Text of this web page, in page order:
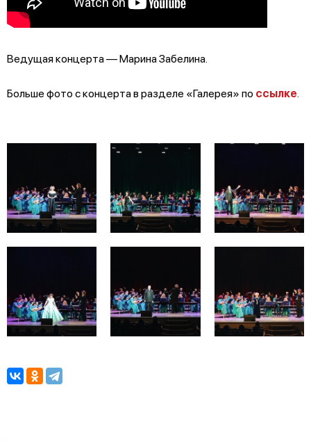
Ведущая концерта — Марина Забелина.
Больше фото с концерта в разделе «Галерея» по ссылке